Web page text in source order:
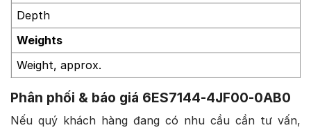
Depth
Weights
Weight, approx.
Phân phối & báo giá 6ES7144-4JF00-0AB0
Nếu quý khách hàng đang có nhu cầu cần tư vấn,